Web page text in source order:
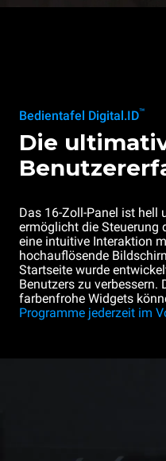
Bedientafel Digital.ID™
Die
Das 16-Zoll-Panel ist hell
ermöglicht die Steuerung
eine intuitive Interaktion
hochauflösende
Startseite wurde
Benutzers zu verbessern.
farbenfrohe Widgets
Programme jederzeit im